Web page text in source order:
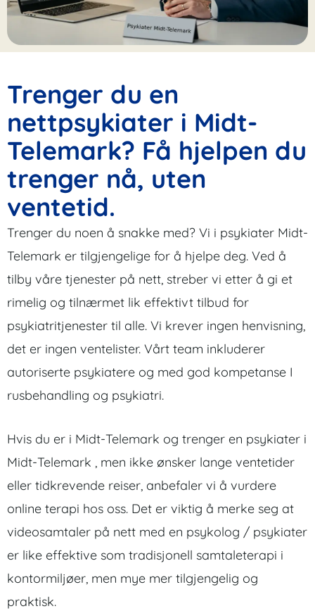
Trenger du en
nettpsykiater i Midt-
Telemark? Få hjelpen du
trenger nå, uten
ventetid.
Trenger du noen å snakke med? Vi i psykiater Midt-
Telemark er tilgjengelige for å hjelpe deg. Ved å
tilby våre tjenester på nett, streber vi etter å gi et
rimelig og tilnærmet lik effektivt tilbud for
psykiatritjenester til alle. Vi krever ingen henvisning,
det er ingen ventelister. Vårt team inkluderer
autoriserte psykiatere og med god kompetanse I
rusbehandling og psykiatri.
Hvis du er i Midt-Telemark og trenger en psykiater i
Midt-Telemark , men ikke ønsker lange ventetider
eller tidkrevende reiser, anbefaler vi å vurdere
online terapi hos oss. Det er viktig å merke seg at
videosamtaler på nett med en psykolog / psykiater
er like effektive som tradisjonell samtaleterapi i
kontormiljøer, men mye mer tilgjengelig og
praktisk.